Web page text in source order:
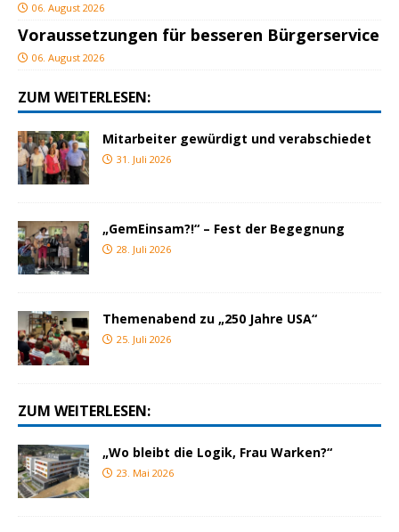
06. August 2026
Voraussetzungen für besseren Bürgerservice
06. August 2026
ZUM WEITERLESEN:
Mitarbeiter gewürdigt und verabschiedet
31. Juli 2026
„GemEinsam?!“ – Fest der Begegnung
28. Juli 2026
Themenabend zu „250 Jahre USA“
25. Juli 2026
ZUM WEITERLESEN:
„Wo bleibt die Logik, Frau Warken?“
23. Mai 2026